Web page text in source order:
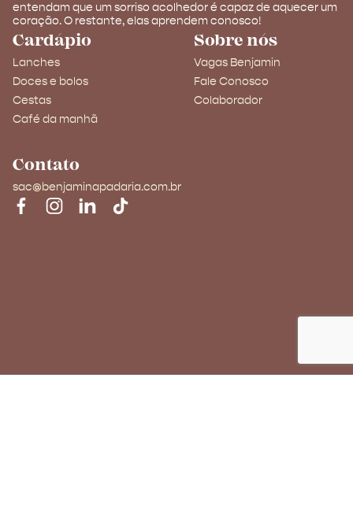
entendam que um sorriso acolhedor é capaz de aquecer um
coração. O restante, elas aprendem conosco!
Cardápio
Lanches
Doces e bolos
Cestas
Café da manhã
Sobre nós
Vagas Benjamin
Fale Conosco
Colaborador
Contato
sac@benjaminapadaria.com.br